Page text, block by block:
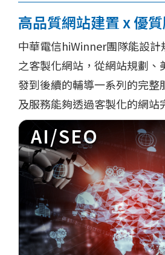
高品質網站建置 x 優
中華電信hiWinner團隊能設計
之客製化網站，從網站規劃、
發到後續的輔導一系列的完整
及服務能夠透過客製化的網站
AI/SEO